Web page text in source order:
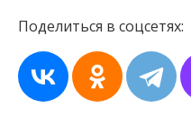
Поделиться в соцсетях: